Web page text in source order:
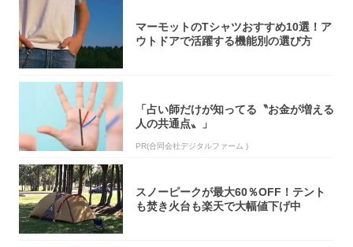
マーモットのTシャツおすすめ10選！ア
ウトドアで活躍する機能別の選び方
「占い師だけが知ってる〝お金が増える
人の共通点〟」
PR(合同会社デジタルファーム )
スノーピークが最大60％OFF！テント
も焚き火台も楽天で大幅値下げ中